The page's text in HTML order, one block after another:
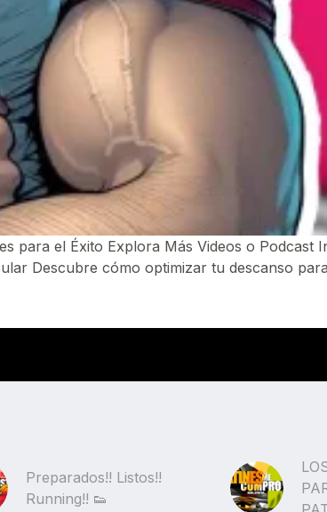
para el Éxito Explora Más Videos o
Descubre cómo optimizar tu descanso
Preparados!! Listos!!
Running!! 👟